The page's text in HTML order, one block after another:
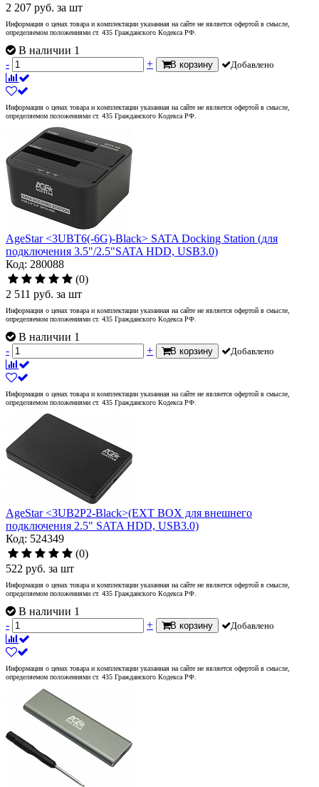
2 207 руб. за шт
Информация о ценах товара и комплектации указанная на сайте не является офертой в смысле,
определяемом положениями ст. 435 Гражданского Кодекса РФ.
В наличии 1
-
+ В корзину Добавлено
Информация о ценах товара и комплектации указанная на сайте не является офертой в смысле,
определяемом положениями ст. 435 Гражданского Кодекса РФ.
AgeStar <3UBT6(-6G)-Black> SATA Docking Station (для
подключения 3.5"/2.5"SATA HDD, USB3.0)
Код: 280088
(0)
2 511 руб. за шт
Информация о ценах товара и комплектации указанная на сайте не является офертой в смысле,
определяемом положениями ст. 435 Гражданского Кодекса РФ.
В наличии 1
-
+ В корзину Добавлено
Информация о ценах товара и комплектации указанная на сайте не является офертой в смысле,
определяемом положениями ст. 435 Гражданского Кодекса РФ.
AgeStar <3UB2P2-Black>(EXT BOX для внешнего
подключения 2.5" SATA HDD, USB3.0)
Код: 524349
(0)
522 руб. за шт
Информация о ценах товара и комплектации указанная на сайте не является офертой в смысле,
определяемом положениями ст. 435 Гражданского Кодекса РФ.
В наличии 1
-
+ В корзину Добавлено
Информация о ценах товара и комплектации указанная на сайте не является офертой в смысле,
определяемом положениями ст. 435 Гражданского Кодекса РФ.